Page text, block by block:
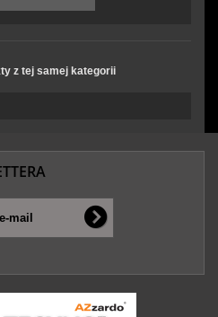
z tej samej kategorii